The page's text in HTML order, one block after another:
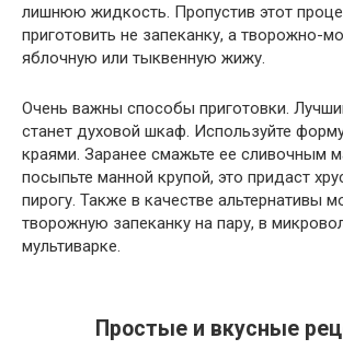
лишнюю жидкость. Пропустив этот
приготовить не запеканку, а творожно-
яблочную или тыквенную жижу.
Очень важны способы приготовки.
станет духовой шкаф. Используйте
краями. Заранее смажьте ее сливочным
посыпьте манной крупой, это придаст
пирогу. Также в качестве альтернативы
творожную запеканку на пару, в
мультиварке.
Простые и вкусные